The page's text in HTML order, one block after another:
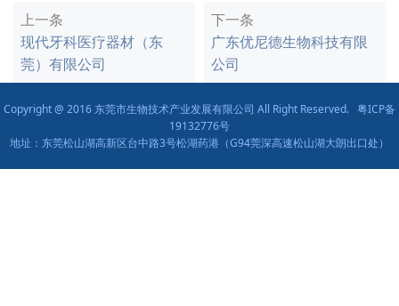
上一条
现代牙科医疗器材（东
莞）有限公司
下一条
广东优尼德生物科技有限
公司
Copyright @ 2016 东莞市生物技术产业发展有限公司 All Right Reserved. 粤ICP备
19132776号
地址：东莞松山湖高新区台中路3号松湖药港（G94莞深高速松山湖大朗出口处）